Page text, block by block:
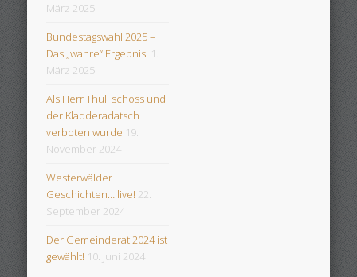
März 2025
Bundestagswahl 2025 –
Das „wahre“ Ergebnis! 1.
März 2025
Als Herr Thull schoss und
der Kladderadatsch
verboten wurde 19.
November 2024
Westerwälder
Geschichten… live! 22.
September 2024
Der Gemeinderat 2024 ist
gewählt! 10. Juni 2024